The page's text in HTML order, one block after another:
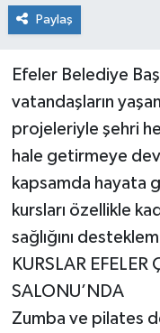
Paylaş
Efeler Belediye
vatandaşların
projeleriyle şehri
hale getirmeye
kapsamda hayata
kursları özellikle
sağlığını
KURSLAR
SALONU’NDA
Zumba ve pilates